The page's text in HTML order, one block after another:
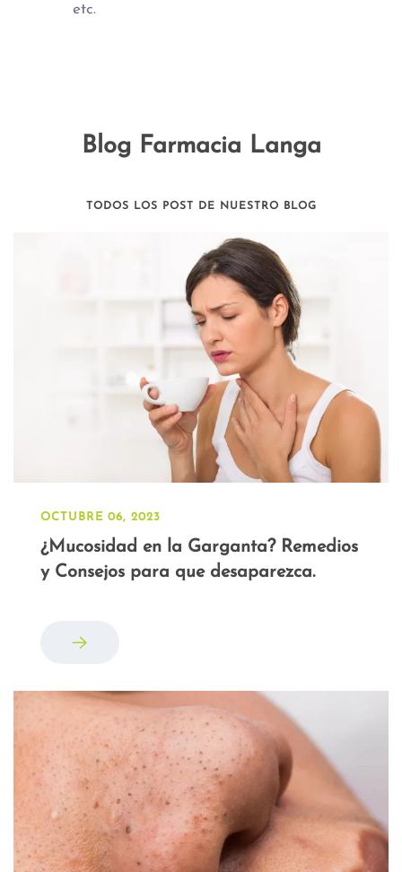
etc.
Blog Farmacia Langa
TODOS LOS POST DE NUESTRO BLOG
OCTUBRE 06, 2023
¿Mucosidad en la Garganta? Remedios
y Consejos para que desaparezca.